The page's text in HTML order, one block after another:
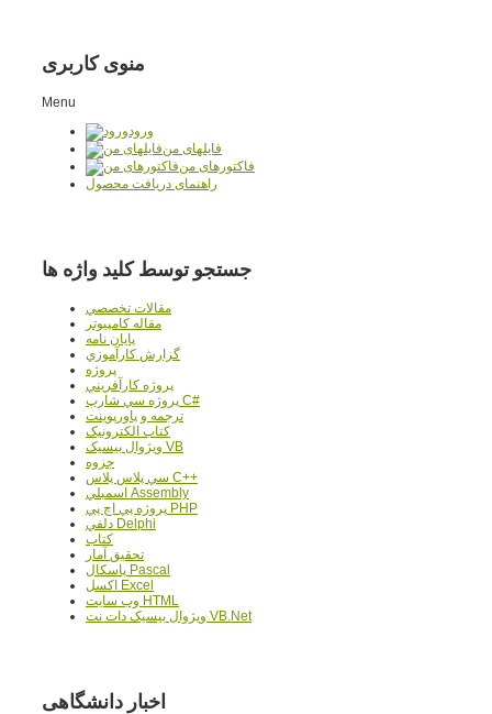
منوی کاربری
Menu
ورود
فایلهای من
فاکتورهای من
راهنمای دریافت محصول
جستجو توسط کلید واژه ها
مقالات تخصصي
مقاله کامپیوتر
پایان نامه
گزارش کارآموزي
پروژه
پروژه کارآفريني
پروژه سي شارپ C#
ترجمه و پاورپوينت
کتاب الکترونيک
ويژوال بيسيک VB
جزوه
سي پلاس پلاس C++
اسمبلي Assembly
پروژه پي اچ پي PHP
دلفي Delphi
کتاب
تحقيق آمار
پاسکال Pascal
اکسل Excel
وب سايت HTML
ويژوال بيسيک دات نت VB.Net
اخبار دانشگاهی